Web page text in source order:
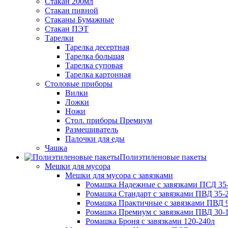
Стакан пивной
Стаканы Бумажные
Стакан ПЭТ
Тарелки
Тарелка десертная
Тарелка большая
Тарелка суповая
Тарелка картонная
Столовые приборы
Вилки
Ложки
Ножи
Стол. приборы Премиум
Размешиватель
Палочки для еды
Чашка
Полиэтиленовые пакеты
Мешки для мусора
Мешки для мусора с завязками
Ромашка Надежные с завязками ПСД
Ромашка Стандарт с завязками ПВД 35-
Ромашка Практичные с завязками ПВД
Ромашка Премиум с завязками ПВД 30-
Ромашка Броня с завязками 120-240л